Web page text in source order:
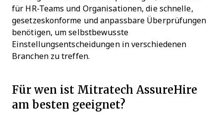
für HR-Teams und Organisationen, die schnelle,
gesetzeskonforme und anpassbare Überprüfungen
benötigen, um selbstbewusste
Einstellungsentscheidungen in verschiedenen
Branchen zu treffen.
Für wen ist Mitratech AssureHire
am besten geeignet?